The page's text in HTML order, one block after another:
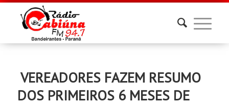
VEREADORES FAZEM RESUMO
DOS PRIMEIROS 6 MESES DE